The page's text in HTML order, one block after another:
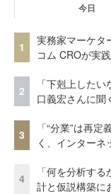
今日
1
実務家マーケタ
コム CROが実
2
「下剋上した
口義宏さんに聞
3
「“分業”は再
く、インターネ
4
「何を分析す
計と仮説構築に